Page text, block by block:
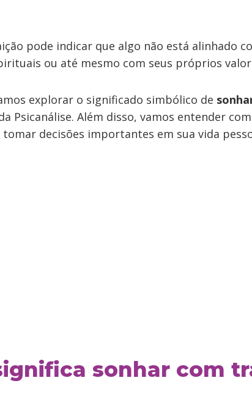
pode indicar que algo não está alinhado
ou até mesmo com seus próprios
explorar o significado simbólico de
Psicanálise. Além disso, vamos entender
tomar decisões importantes em sua vida
sonhar com